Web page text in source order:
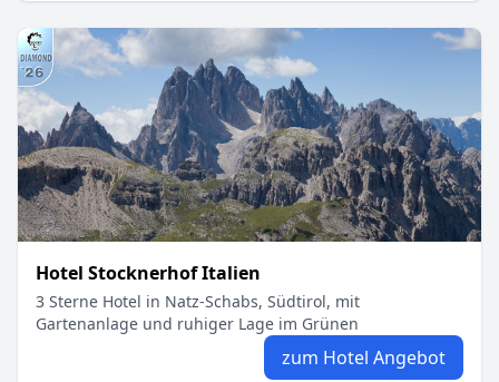
Hotel Stocknerhof Italien
3 Sterne Hotel in Natz‑Schabs, Südtirol, mit
Gartenanlage und ruhiger Lage im Grünen
zum Hotel Angebot